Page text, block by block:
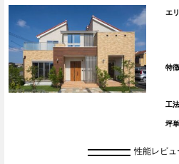
エ
特徴
工法
坪
性能レビュ